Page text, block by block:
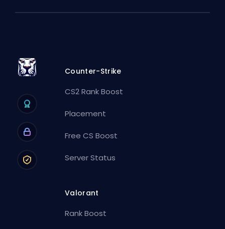
Counter-Strike
CS2 Rank Boost
Placement
Free CS Boost
Server Status
Valorant
Rank Boost